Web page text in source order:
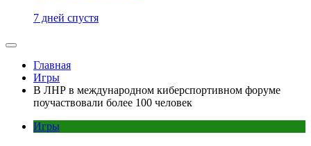
7 дней спустя
Главная
Игры
В ЛНР в международном киберспортивном форуме
поучаствовали более 100 человек
Игры